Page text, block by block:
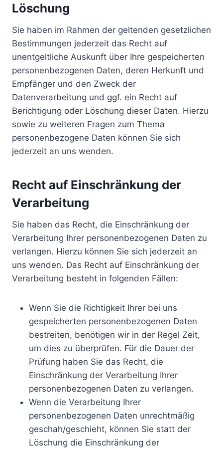
Löschung
Sie haben im Rahmen der geltenden gesetzlichen
Bestimmungen jederzeit das Recht auf
unentgeltliche Auskunft über Ihre gespeicherten
personenbezogenen Daten, deren Herkunft und
Empfänger und den Zweck der
Datenverarbeitung und ggf. ein Recht auf
Berichtigung oder Löschung dieser Daten. Hierzu
sowie zu weiteren Fragen zum Thema
personenbezogene Daten können Sie sich
jederzeit an uns wenden.
Recht auf Einschränkung der
Verarbeitung
Sie haben das Recht, die Einschränkung der
Verarbeitung Ihrer personenbezogenen Daten zu
verlangen. Hierzu können Sie sich jederzeit an
uns wenden. Das Recht auf Einschränkung der
Verarbeitung besteht in folgenden Fällen:
Wenn Sie die Richtigkeit Ihrer bei uns
gespeicherten personenbezogenen Daten
bestreiten, benötigen wir in der Regel Zeit,
um dies zu überprüfen. Für die Dauer der
Prüfung haben Sie das Recht, die
Einschränkung der Verarbeitung Ihrer
personenbezogenen Daten zu verlangen.
Wenn die Verarbeitung Ihrer
personenbezogenen Daten unrechtmäßig
geschah/geschieht, können Sie statt der
Löschung die Einschränkung der